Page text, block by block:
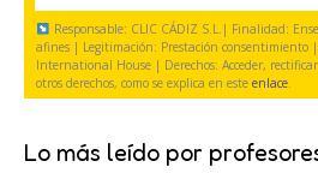
o
)
g
a
t
o
i
a
t
o
r
o
s
y
c
o
d
Responsable: CLIC CÁDIZ S.L.| Finalidad:
afines | Legitimación: Prestación consentimiento
International House | Derechos: Acceder,
otros derechos, como se explica en esteenlace.
Lo más leído por